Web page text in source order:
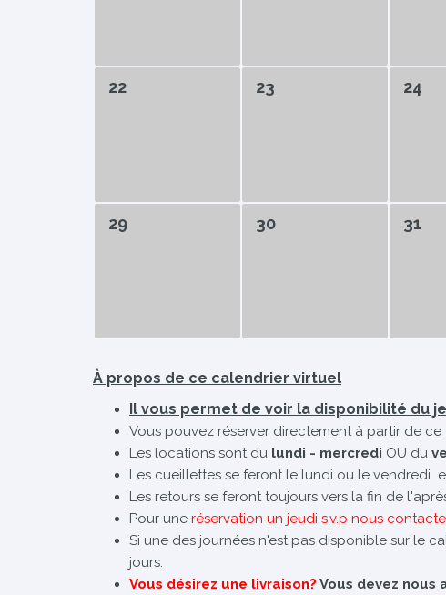
22 23 24
29 30 31
À propos de ce calendrier virtuel
Il vous permet de voir la disponibilité du
Vous pouvez réserver directement à partir de
Les locations sont du lundi - mercredi OU du
Les cueillettes se feront le lundi ou le vendredi
Les retours se feront toujours vers la fin de
Pour une réservation un jeudi s.v.p nous
Si une des journées n'est pas disponible sur le
jours.
Vous désirez une livraison? Vous devez nous